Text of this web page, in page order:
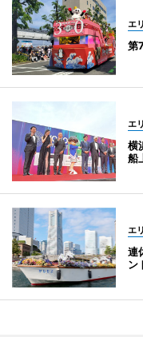
エ
第
エ
横
船
エ
連
ン